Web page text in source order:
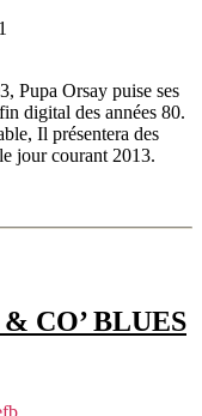
Pupa Orsay puise ses
digital des années 80.
Il présentera des
jour courant 2013.
CO’ BLUES